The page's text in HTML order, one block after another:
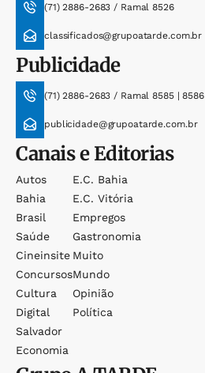
(71) 2886-2683 / Ramal 8526
classificados@grupoatarde.com.br
Publicidade
(71) 2886-2683 / Ramal 8585 | 8586
publicidade@grupoatarde.com.br
Canais e Editorias
Autos
Bahia
Brasil
Saúde
Cineinsite
Concursos
Cultura
Digital
Salvador
Economia
E.c. Bahia
E.c. Vitória
Empregos
Gastronomia
Muito
Mundo
Opinião
Política